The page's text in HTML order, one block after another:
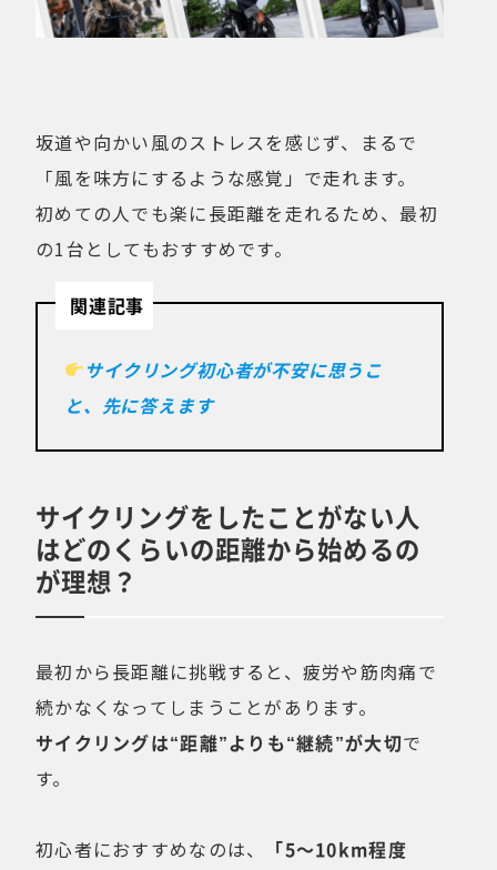
坂道や向かい風のストレスを感じず、まるで
「風を味方にするような感覚」で走れます。
初めての人でも楽に長距離を走れるため、最初
の1台としてもおすすめです。
関連記事
サイクリング初心者が不安に思うこ
と、先に答えます
サイクリングをしたことがない人
はどのくらいの距離から始めるの
が理想？
最初から長距離に挑戦すると、疲労や筋肉痛で
続かなくなってしまうことがあります。
サイクリングは“距離”よりも“継続”が大切で
す。
初心者におすすめなのは、
「5〜10km程度